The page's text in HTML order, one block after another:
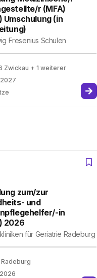
r (MFA)
Umschulung (in
Fresenius Schulen
Zwickau + 1 weiterer
zum/zur
und
in
2026
für Geriatrie Radeburg
Radeburg